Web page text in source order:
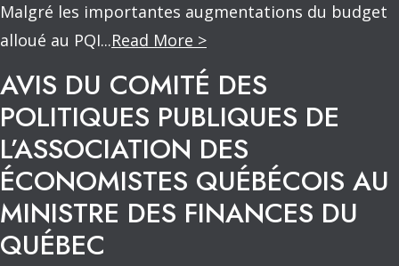
Malgré les importantes augmentations du budget
alloué au PQI...Read More >
AVIS DU COMITÉ DES
POLITIQUES PUBLIQUES DE
L’ASSOCIATION DES
ÉCONOMISTES QUÉBÉCOIS AU
MINISTRE DES FINANCES DU
QUÉBEC